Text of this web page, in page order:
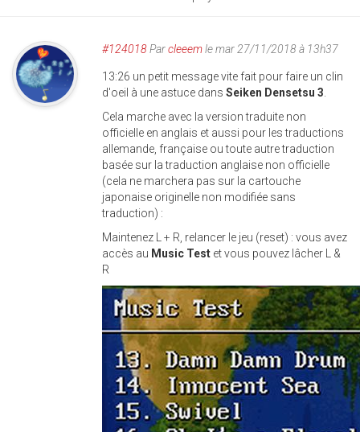
#124018Parcleeemle mar 27/11/2018 à 13h37
13:26 un petit message vite fait pour faire un clin
d'oeil à une astuce dans Seiken Densetsu 3
Cela marche avec la version traduite non
officielle en anglais et aussi pour les traductions
allemande, française ou toute autre traduction
basée sur la traduction anglaise non officielle
(cela ne marchera pas sur la cartouche
japonaise originelle non modifiée sans
traduction) :
Maintenez L + R, relancer le jeu (reset) : vous avez
accès au Music Test et vous pouvez lâcher L &
R
seiken_densetsu_3.jpg